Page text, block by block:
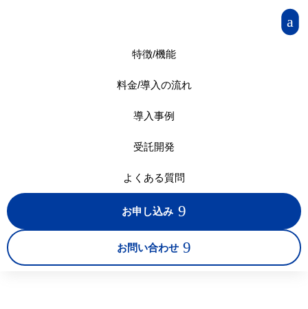
a
特徴/機能
料金/導入の流れ
導入事例
受託開発
よくある質問
9
お申し込み
9
お問い合わせ